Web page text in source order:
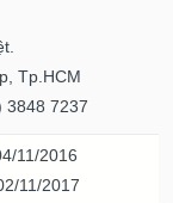
Tp.HCM
3848 7237
11/2016
11/2017